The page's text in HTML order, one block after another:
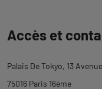
àAccès et
Palais De Tokyo, 13
75016 Paris 16ème